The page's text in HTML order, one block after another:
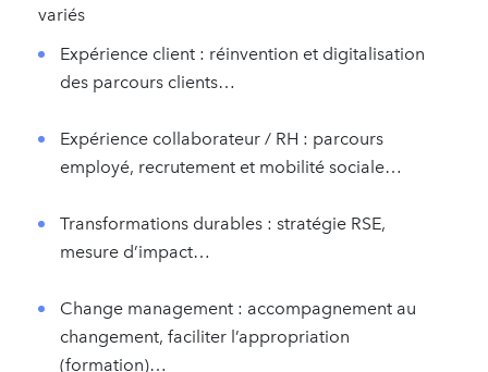
variés
Expérience client : réinvention et digitalisation
des parcours clients…
Expérience collaborateur / RH : parcours
employé, recrutement et mobilité sociale…
Transformations durables : stratégie RSE,
mesure d’impact…
Change management : accompagnement au
changement, faciliter l’appropriation
(formation)…